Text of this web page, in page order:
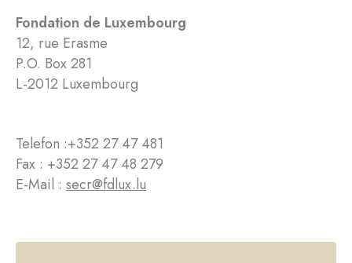
Fondation de Luxembourg
12, rue Erasme
P.O. Box 281
L-2012 Luxembourg
Telefon :+352 27 47 481
Fax : +352 27 47 48 279
E-Mail : secr@fdlux.lu